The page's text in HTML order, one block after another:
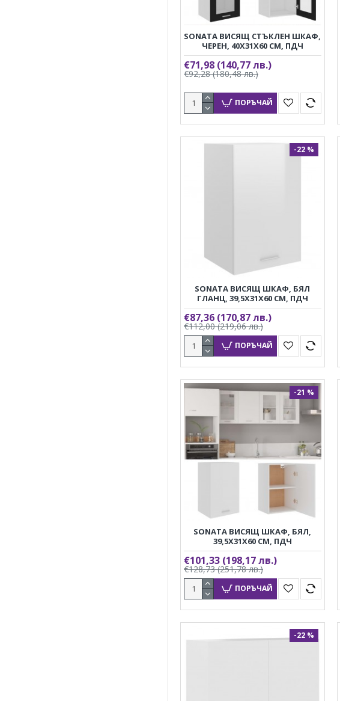
SONATA ВИСЯЩ СТЪКЛЕН ШКАФ,
ЧЕРЕН, 40X31X60 СМ, ПДЧ
€71,98 (140,77 лв.)
€92,28(180,48 лв.)
ПОРЪЧАЙ
-22 %
SONATA ВИСЯЩ ШКАФ, БЯЛ
ГЛАНЦ, 39,5X31X60 СМ, ПДЧ
€87,36 (170,87 лв.)
€112,00(219,06 лв.)
ПОРЪЧАЙ
-21 %
SONATA ВИСЯЩ ШКАФ, БЯЛ,
39,5X31X60 СМ, ПДЧ
€101,33 (198,17 лв.)
€128,73(251,78 лв.)
ПОРЪЧАЙ
-22 %